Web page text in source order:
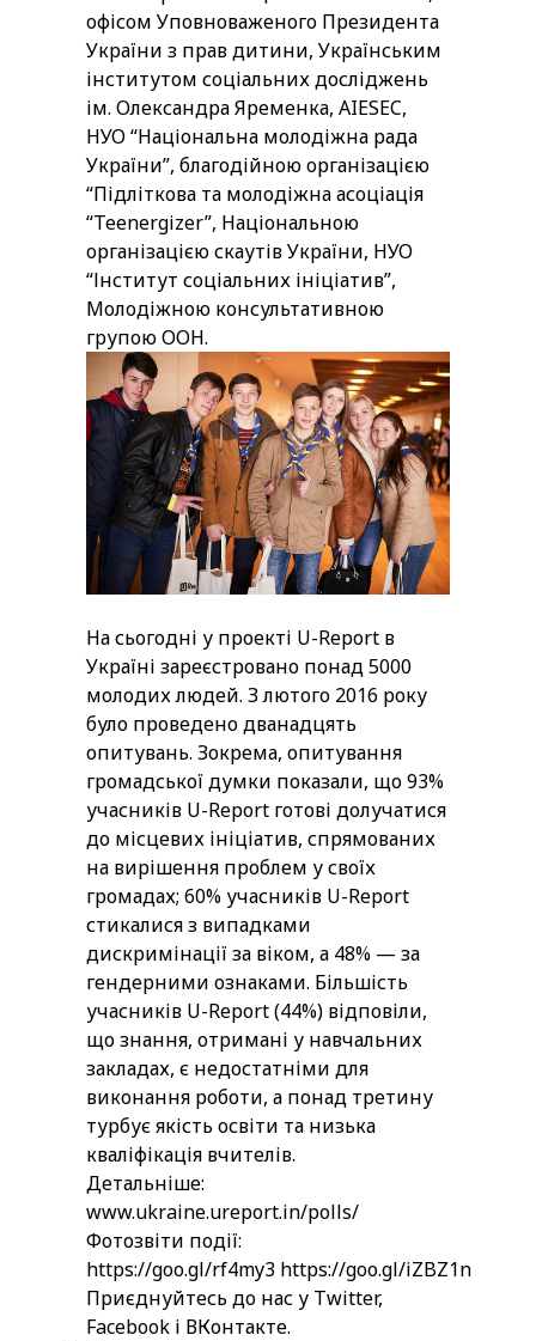
офісом Уповноваженого Президента
України з прав дитини, Українським
інститутом соціальних досліджень
ім. Олександра Яременка, AIESEC,
НУО “Національна молодіжна рада
України”, благодійною організацією
“Підліткова та молодіжна асоціація
“Teenergizer”, Національною
організацією скаутів України, НУО
“Інститут соціальних ініціатив”,
Молодіжною консультативною
групою ООН.
На сьогодні у проекті U-Report в
Україні зареєстровано понад 5000
молодих людей. З лютого 2016 року
було проведено дванадцять
опитувань. Зокрема, опитування
громадської думки показали, що 93%
учасників U-Report готові долучатися
до місцевих ініціатив, спрямованих
на вирішення проблем у своїх
громадах; 60% учасників U-Report
стикалися з випадками
дискримінації за віком, а 48% — за
гендерними ознаками. Більшість
учасників U-Report (44%) відповіли,
що знання, отримані у навчальних
закладах, є недостатніми для
виконання роботи, а понад третину
турбує якість освіти та низька
кваліфікація вчителів.
Детальніше:
www.ukraine.ureport.in/polls/
Фотозвіти події:
https://goo.gl/rf4my3 https://goo.gl/iZBZ1n
Приєднуйтесь до нас у Twitter,
Facebook і ВКонтакте.